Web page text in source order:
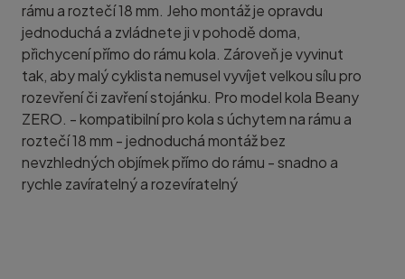
rámu a roztečí 18 mm. Jeho montáž je opravdu
jednoduchá a zvládnete ji v pohodě doma,
přichycení přímo do rámu kola. Zároveň je vyvinut
tak, aby malý cyklista nemusel vyvíjet velkou sílu pro
rozevření či zavření stojánku. Pro model kola Beany
ZERO. - kompatibilní pro kola s úchytem na rámu a
roztečí 18 mm - jednoduchá montáž bez
nevzhledných objímek přímo do rámu - snadno a
rychle zavíratelný a rozevíratelný